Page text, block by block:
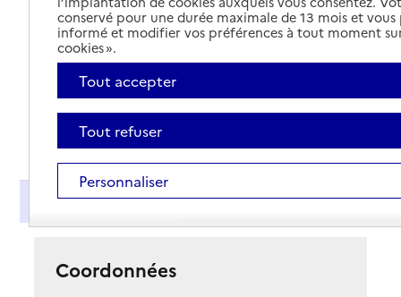
Présentation
Coordonnées
conservé pour une durée maximale de 13 mois et
informé et modifier vos préférences à tout moment
cookies ».
Tout accepter
Tout refuser
Personnaliser